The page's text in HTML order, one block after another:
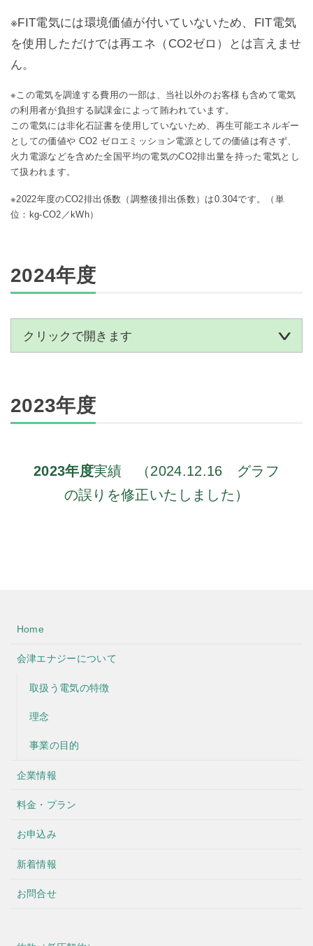
※FIT電気には環境価値が付いていないため、FIT電気
を使用しただけでは再エネ（CO2ゼロ）とは言えませ
ん。
※この電気を調達する費用の一部は、当社以外のお客様も含めて電気
の利用者が負担する賦課金によって賄われています。
この電気には非化石証書を使用していないため、再生可能エネルギー
としての価値や CO2 ゼロエミッション電源としての価値は有さず、
火力電源などを含めた全国平均の電気のCO2排出量を持った電気とし
て扱われます。
※2022年度のCO2排出係数（調整後排出係数）は0.304です。（単
位：kg-CO2／kWh）
2024年度
クリックで開きます
2023年度
2023年度実績 （2024.12.16 グラフ
の誤りを修正いたしました）
Home
会津エナジーについて
取扱う電気の特徴
理念
事業の目的
企業情報
料金・プラン
お申込み
新着情報
お問合せ